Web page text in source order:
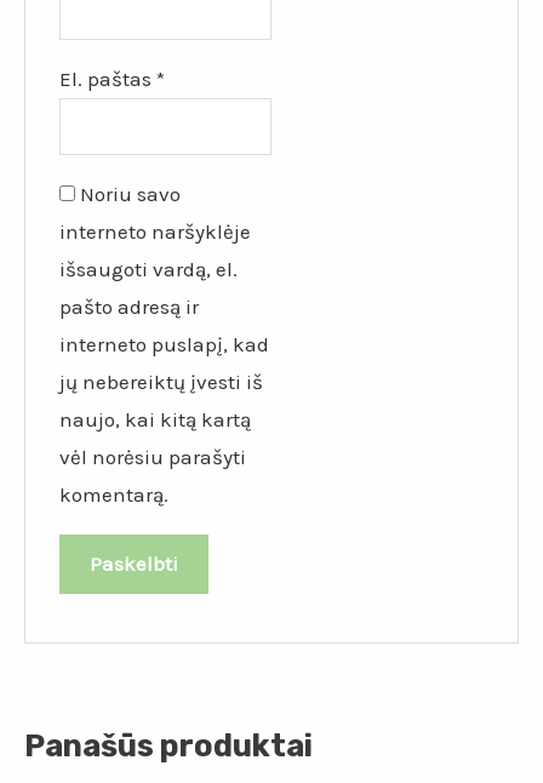
El. paštas*
Noriu savo
interneto naršyklėje
išsaugoti vardą, el.
pašto adresą ir
interneto puslapį, kad
jų nebereiktų įvesti iš
naujo, kai kitą kartą
vėl norėsiu parašyti
komentarą.
Panašūs produktai